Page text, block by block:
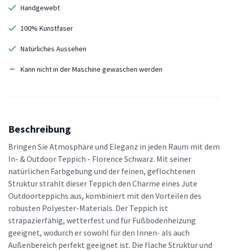
Handgewebt
100% Kunstfaser
Natürliches Aussehen
Kann nicht in der Maschine gewaschen werden
Beschreibung
Bringen Sie Atmosphäre und Eleganz in jeden Raum mit dem
In- & Outdoor Teppich - Florence Schwarz. Mit seiner
natürlichen Farbgebung und der feinen, geflochtenen
Struktur strahlt dieser Teppich den Charme eines Jute
Outdoorteppichs aus, kombiniert mit den Vorteilen des
robusten Polyester-Materials. Der Teppich ist
strapazierfähig, wetterfest und für Fußbodenheizung
geeignet, wodurch er sowohl für den Innen- als auch
Außenbereich perfekt geeignet ist. Die flache Struktur und